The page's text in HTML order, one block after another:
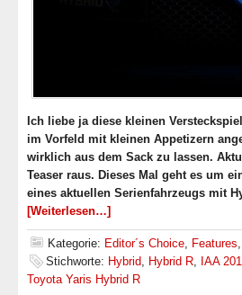
Ich liebe ja diese kleinen
im Vorfeld mit kleinen Appetizern
wirklich aus dem Sack zu lassen.
Teaser raus. Dieses Mal geht es um
eines aktuellen Serienfahrzeugs mit
[Weiterlesen…]
Kategorie: Editor´s Choice, Features,
Stichworte: Hybrid, Hybrid R, IAA
Toyota Yaris Hybrid R